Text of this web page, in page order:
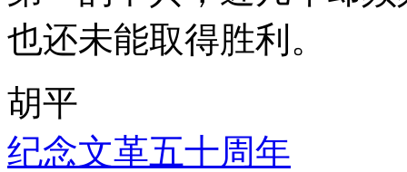
也还未能取得胜利。
胡平
纪念文革五十周年